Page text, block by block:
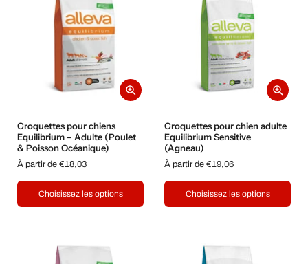
Croquettes pour chiens
Equilibrium – Adulte (Poulet
& Poisson Océanique)
À partir de €18,03
Choisissez les options
Croquettes pour chien adulte
Equilibrium Sensitive
(Agneau)
À partir de €19,06
Choisissez les options